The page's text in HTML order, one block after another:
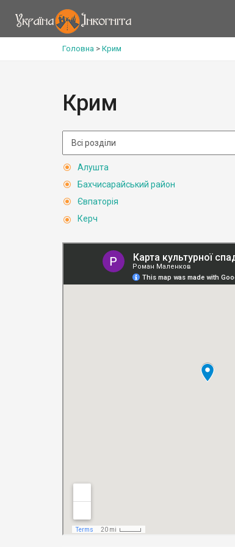
Головна > Крим
Крим
Алушта
Бахчисарайський район
Євпаторія
Керч